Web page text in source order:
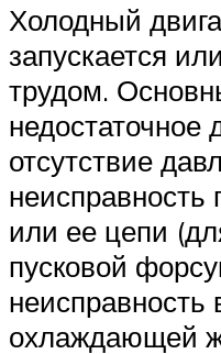
Холодный
запускается
трудом.
недостаточное
отсутствие
неисправность
или ее цепи
пусковой
неисправность
охлаждающей